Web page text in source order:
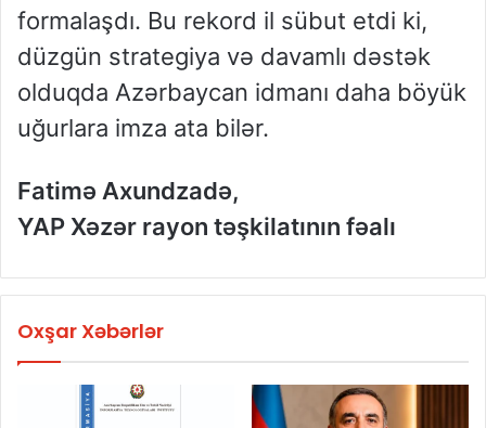
formalaşdı. Bu rekord il sübut etdi ki,
düzgün strategiya və davamlı dəstək
olduqda Azərbaycan idmanı daha böyük
uğurlara imza ata bilər.
Fatimə Axundzadə,
YAP Xəzər rayon təşkilatının fəalı
Oxşar Xəbərlər